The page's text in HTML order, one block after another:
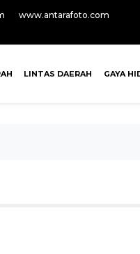
www.antarafoto.com
LINTAS DAERAH GAYA